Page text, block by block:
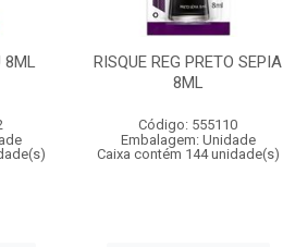
8ML
RISQUE REG PRETO SEPIA
8ML
Código: 555110
Embalagem: Unidade
Caixa contém 144 unidade(s)